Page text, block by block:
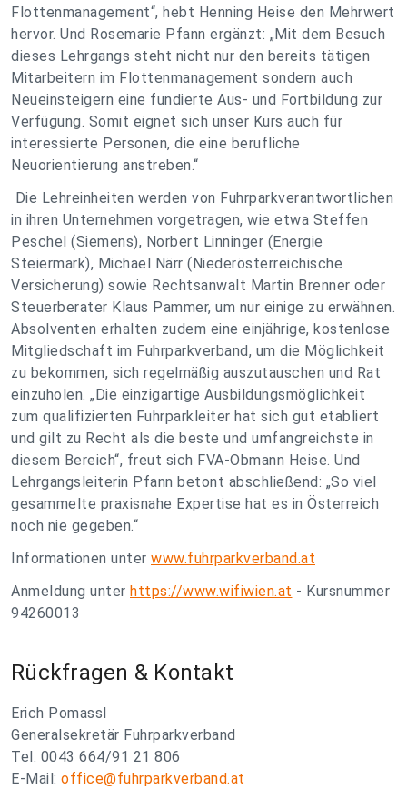
Flottenmanagement“, hebt Henning Heise den Mehrwert
hervor. Und Rosemarie Pfann ergänzt: „Mit dem Besuch
dieses Lehrgangs steht nicht nur den bereits tätigen
Mitarbeitern im Flottenmanagement sondern auch
Neueinsteigern eine fundierte Aus- und Fortbildung zur
Verfügung. Somit eignet sich unser Kurs auch für
interessierte Personen, die eine berufliche
Neuorientierung anstreben.“
Die Lehreinheiten werden von Fuhrparkverantwortlichen
in ihren Unternehmen vorgetragen, wie etwa Steffen
Peschel (Siemens), Norbert Linninger (Energie
Steiermark), Michael Närr (Niederösterreichische
Versicherung) sowie Rechtsanwalt Martin Brenner oder
Steuerberater Klaus Pammer, um nur einige zu erwähnen.
Absolventen erhalten zudem eine einjährige, kostenlose
Mitgliedschaft im Fuhrparkverband, um die Möglichkeit
zu bekommen, sich regelmäßig auszutauschen und Rat
einzuholen. „Die einzigartige Ausbildungsmöglichkeit
zum qualifizierten Fuhrparkleiter hat sich gut etabliert
und gilt zu Recht als die beste und umfangreichste in
diesem Bereich“, freut sich FVA-Obmann Heise. Und
Lehrgangsleiterin Pfann betont abschließend: „So viel
gesammelte praxisnahe Expertise hat es in Österreich
noch nie gegeben.“
Informationen unter www.fuhrparkverband.at
Anmeldung unter https://www.wifiwien.at - Kursnummer
94260013
Rückfragen & Kontakt
Erich Pomassl
Generalsekretär Fuhrparkverband
Tel. 0043 664/91 21 806
E-Mail: office@fuhrparkverband.at